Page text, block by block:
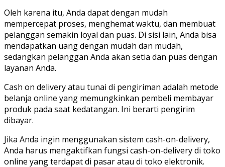
Oleh karena itu, Anda dapat dengan mudah
mempercepat proses, menghemat waktu, dan membuat
pelanggan semakin loyal dan puas. Di sisi lain, Anda bisa
mendapatkan uang dengan mudah dan mudah,
sedangkan pelanggan Anda akan setia dan puas dengan
layanan Anda.
Cash on delivery atau tunai di pengiriman adalah metode
belanja online yang memungkinkan pembeli membayar
produk pada saat kedatangan. Ini berarti pengirim
dibayar.
Jika Anda ingin menggunakan sistem cash-on-delivery,
Anda harus mengaktifkan fungsi cash-on-delivery di toko
online yang terdapat di pasar atau di toko elektronik.